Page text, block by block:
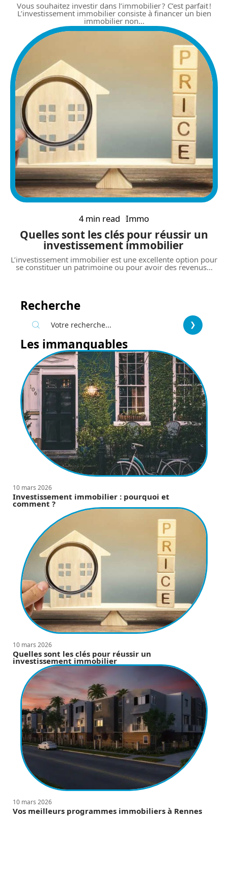
Vous souhaitez investir dans l’immobilier ? C’est parfait !
L’investissement immobilier consiste à financer un bien
immobilier non…
4 min read Immo
Quelles sont les clés pour réussir un
investissement immobilier
L’investissement immobilier est une excellente option pour
se constituer un patrimoine ou pour avoir des revenus…
Recherche
Les immanquables
10 mars 2026
Investissement immobilier : pourquoi et
comment ?
10 mars 2026
Quelles sont les clés pour réussir un
investissement immobilier
10 mars 2026
Vos meilleurs programmes immobiliers à Rennes